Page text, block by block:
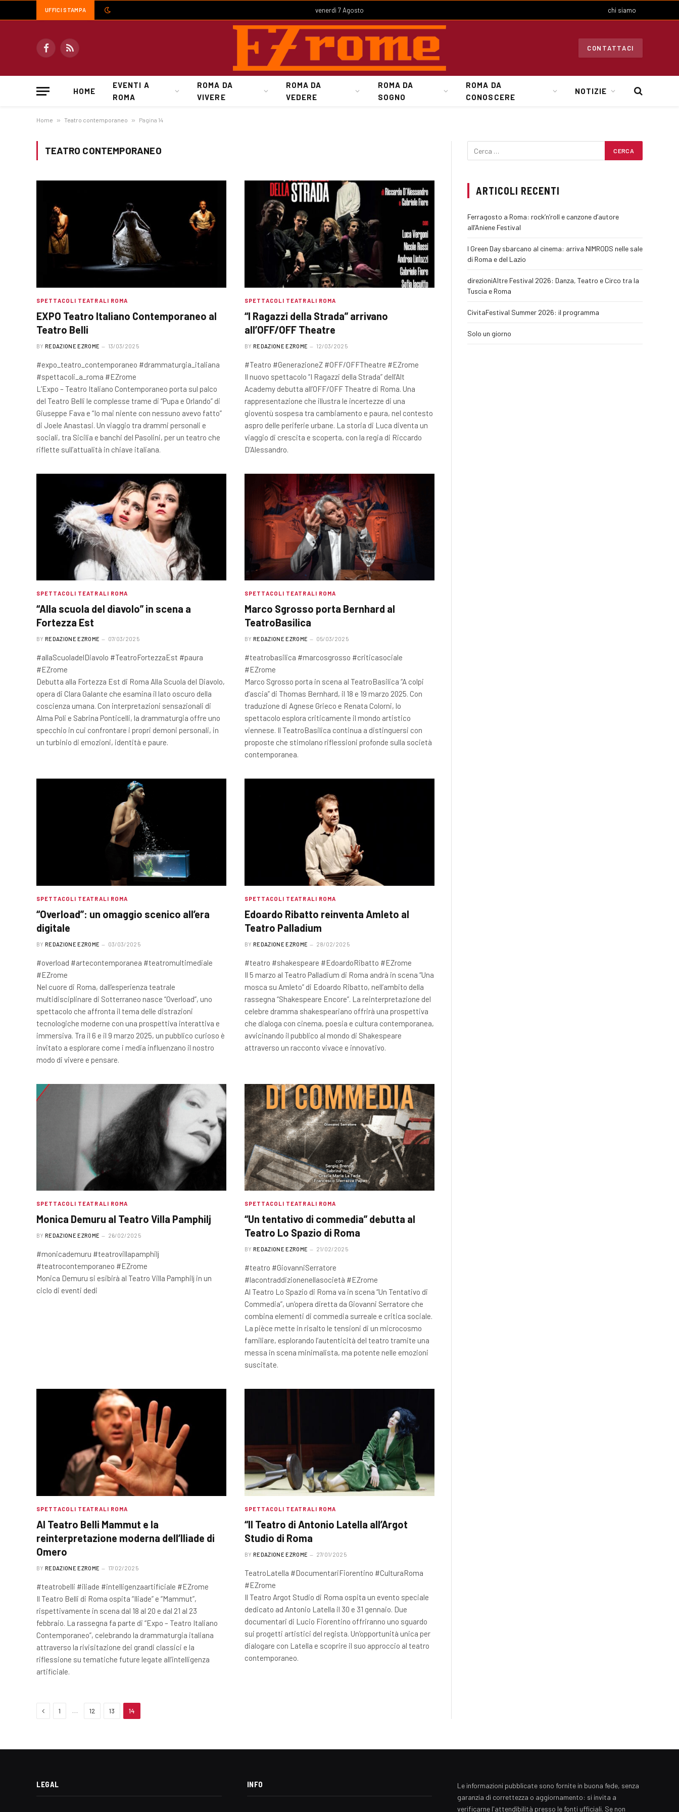
UFFICI STAMPA venerdì 7 Agosto chi siamo
FacebookRSS
CONTATTACI
HOME
EVENTI A
ROMA
ROMA DA
VIVERE
ROMA DA
VEDERE
ROMA DA
SOGNO
ROMA DA
CONOSCERE
NOTIZIE
Home » Teatro contemporaneo » Pagina 14
TEATRO CONTEMPORANEO
SPETTACOLI TEATRALI ROMA
EXPO Teatro Italiano Contemporaneo al
Teatro Belli
BY REDAZIONE EZROME 13/03/2025
#expo_teatro_contemporaneo #drammaturgia_italiana
#spettacoli_a_roma #EZrome
L’Expo – Teatro Italiano Contemporaneo porta sul palco
del Teatro Belli le complesse trame di “Pupa e Orlando” di
Giuseppe Fava e “Io mai niente con nessuno avevo fatto”
di Joele Anastasi. Un viaggio tra drammi personali e
sociali, tra Sicilia e banchi del Pasolini, per un teatro che
riflette sull’attualità in chiave italiana.
SPETTACOLI TEATRALI ROMA
“I Ragazzi della Strada” arrivano
all’OFF/OFF Theatre
BY REDAZIONE EZROME 12/03/2025
#Teatro #GenerazioneZ #OFF/OFFTheatre #EZrome
Il nuovo spettacolo “I Ragazzi della Strada” dell’Alt
Academy debutta all’OFF/OFF Theatre di Roma. Una
rappresentazione che illustra le incertezze di una
gioventù sospesa tra cambiamento e paura, nel contesto
aspro delle periferie urbane. La storia di Luca diventa un
viaggio di crescita e scoperta, con la regia di Riccardo
D’Alessandro.
SPETTACOLI TEATRALI ROMA
“Alla scuola del diavolo” in scena a
Fortezza Est
BY REDAZIONE EZROME 07/03/2025
#allaScuoladelDiavolo #TeatroFortezzaEst #paura
#EZrome
Debutta alla Fortezza Est di Roma Alla Scuola del Diavolo,
opera di Clara Galante che esamina il lato oscuro della
coscienza umana. Con interpretazioni sensazionali di
Alma Poli e Sabrina Ponticelli, la drammaturgia offre uno
specchio in cui confrontare i propri demoni personali, in
un turbinio di emozioni, identità e paure.
SPETTACOLI TEATRALI ROMA
Marco Sgrosso porta Bernhard al
TeatroBasilica
BY REDAZIONE EZROME 05/03/2025
#teatrobasilica #marcosgrosso #criticasociale
#EZrome
Marco Sgrosso porta in scena al TeatroBasilica “A colpi
d’ascia” di Thomas Bernhard, il 18 e 19 marzo 2025. Con
traduzione di Agnese Grieco e Renata Colorni, lo
spettacolo esplora criticamente il mondo artistico
viennese. Il TeatroBasilica continua a distinguersi con
proposte che stimolano riflessioni profonde sulla società
contemporanea.
SPETTACOLI TEATRALI ROMA
“Overload”: un omaggio scenico all’era
digitale
BY REDAZIONE EZROME 03/03/2025
#overload #artecontemporanea #teatromultimediale
#EZrome
Nel cuore di Roma, dall’esperienza teatrale
multidisciplinare di Sotterraneo nasce “Overload”, uno
spettacolo che affronta il tema delle distrazioni
tecnologiche moderne con una prospettiva interattiva e
immersiva. Tra il 6 e il 9 marzo 2025, un pubblico curioso è
invitato a esplorare come i media influenzano il nostro
modo di vivere e pensare.
SPETTACOLI TEATRALI ROMA
Edoardo Ribatto reinventa Amleto al
Teatro Palladium
BY REDAZIONE EZROME 28/02/2025
#teatro #shakespeare #EdoardoRibatto #EZrome
Il 5 marzo al Teatro Palladium di Roma andrà in scena “Una
mosca su Amleto” di Edoardo Ribatto, nell’ambito della
rassegna “Shakespeare Encore”. La reinterpretazione del
celebre dramma shakespeariano offrirà una prospettiva
che dialoga con cinema, poesia e cultura contemporanea,
avvicinando il pubblico al mondo di Shakespeare
attraverso un racconto vivace e innovativo.
SPETTACOLI TEATRALI ROMA
Monica Demuru al Teatro Villa Pamphilj
BY REDAZIONE EZROME 26/02/2025
#monicademuru #teatrovillapamphilj
#teatrocontemporaneo #EZrome
Monica Demuru si esibirà al Teatro Villa Pamphilj in un
ciclo di eventi dedi
SPETTACOLI TEATRALI ROMA
“Un tentativo di commedia” debutta al
Teatro Lo Spazio di Roma
BY REDAZIONE EZROME 21/02/2025
#teatro #GiovanniSerratore
#lacontraddizionenellasocietà #EZrome
Al Teatro Lo Spazio di Roma va in scena “Un Tentativo di
Commedia”, un’opera diretta da Giovanni Serratore che
combina elementi di commedia surreale e critica sociale.
La pièce mette in risalto le tensioni di un microcosmo
familiare, esplorando l’autenticità del teatro tramite una
messa in scena minimalista, ma potente nelle emozioni
suscitate.
SPETTACOLI TEATRALI ROMA
Al Teatro Belli Mammut e la
reinterpretazione moderna dell’Iliade di
Omero
BY REDAZIONE EZROME 17/02/2025
#teatrobelli #iliade #intelligenzaartificiale #EZrome
Il Teatro Belli di Roma ospita “Iliade” e “Mammut”,
rispettivamente in scena dal 18 al 20 e dal 21 al 23
febbraio. La rassegna fa parte di “Expo – Teatro Italiano
Contemporaneo”, celebrando la drammaturgia italiana
attraverso la rivisitazione dei grandi classici e la
riflessione su tematiche future legate all’intelligenza
artificiale.
SPETTACOLI TEATRALI ROMA
“Il Teatro di Antonio Latella all’Argot
Studio di Roma
BY REDAZIONE EZROME 27/01/2025
TeatroLatella #DocumentariFiorentino #CulturaRoma
#EZrome
Il Teatro Argot Studio di Roma ospita un evento speciale
dedicato ad Antonio Latella il 30 e 31 gennaio. Due
documentari di Lucio Fiorentino offriranno uno sguardo
sui progetti artistici del regista. Un’opportunità unica per
dialogare con Latella e scoprire il suo approccio al teatro
contemporaneo.
Previous
1 12 13 14
ARTICOLI RECENTI
Ferragosto a Roma: rock’n’roll e canzone d’autore
all’Aniene Festival
I Green Day sbarcano al cinema: arriva NIMRODS nelle sale
di Roma e del Lazio
direzioniAltre Festival 2026: Danza, Teatro e Circo tra la
Tuscia e Roma
CivitaFestival Summer 2026: il programma
Solo un giorno
LEGAL INFO
Le informazioni pubblicate sono fornite in buona fede, senza
garanzia di correttezza o aggiornamento: si invita a
verificarne l'attendibilità presso le fonti ufficiali. Se non